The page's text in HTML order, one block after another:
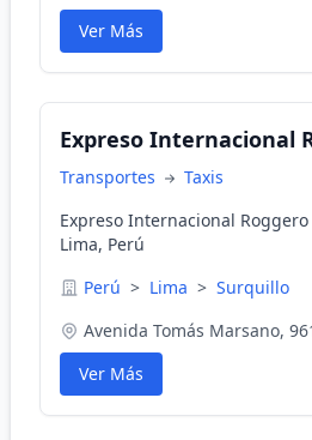
Ver Más
Expreso Internacional
Transportes
Taxis
Expreso Internacional
Lima, Perú
Perú > Lima > Surquillo
Avenida Tomás Marsano,
Ver Más